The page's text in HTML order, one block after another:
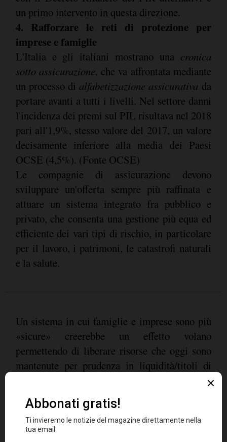
un primo intervento in questa direzione.
4. Rafforzare le reti di protezione per
imprese e famiglie
L'Italia e gli italiani mostrano una cronica
sotto assicurazione, che va affrontata mediante
un processo di alfabetizzazione assicurativa da
portare avanti a tutti i livelli. Nel settore danni
l'incidenza dei premi sul PIL risultava nel 2018
pari all'1,9%, stesso valore del 2017, un valore
decisamente inferiore alla media dei Paesi
OCSE (4,5%). (Fonte OCSE)
Le compagnie di assicurazione devono
sviluppare un'offerta sempre più raffinata e
attuare un sistema integrato fra pubblico e
privato, che consenta una gestione più equa ed
efficiente dei vari tipi di rischio, in particolare
per il lavoro, i patrimoni, le catastrofi naturali
e la salute.
Un sistema in cui famiglie e imprese sono più
«sicure» creerebbe un effetto volano
permettendo di liberare risorse che oggi sono
mantenute per prudenza in liquidità/titoli di
Stato a favore di investimenti nell'economia
5. Digitalizzare l'interazione con il cliente
L'Italia hauno dei più alti rapporti tra